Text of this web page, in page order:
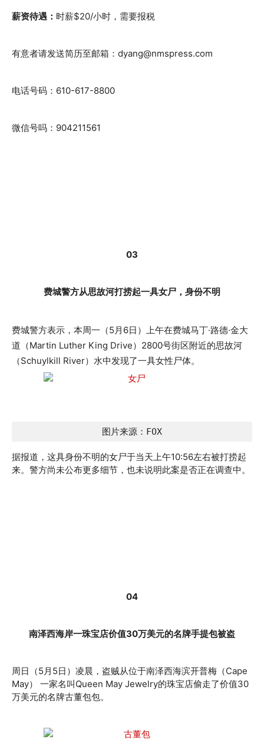
薪资待遇： 时薪$20/小时，需要报税
有意者请发送简历至邮箱：dyang@nmspress.com
电话号码：610-617-8800
微信号吗：904211561
03
费城警方从思故河打捞起一具女尸，身份不明
费城警方表示，本周一（5月6日）上午在费城马丁·路德·金大
道（Martin Luther King Drive）2800号街区附近的思故河
（Schuylkill River）水中发现了一具女性尸体。
图片来源：FOX
据报道，这具身份不明的女尸于当天上午10:56左右被打捞起
来。警方尚未公布更多细节，也未说明此案是否正在调查中。
04
南泽西海岸一珠宝店价值30万美元的名牌手提包被盗
周日（5月5日）凌晨，盗贼从位于南泽西海滨开普梅（Cape
May） 一家名叫Queen May Jewelry的珠宝店偷走了价值30
万美元的名牌古董包包。